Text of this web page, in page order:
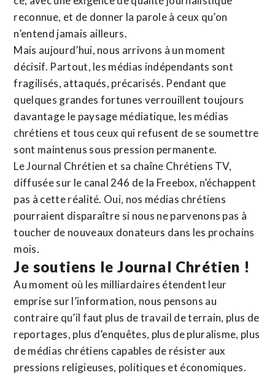
reconnue, et de donner la parole à ceux qu’on
n’entend jamais ailleurs.
Mais aujourd’hui, nous arrivons à un moment
décisif. Partout, les médias indépendants sont
fragilisés, attaqués, précarisés. Pendant que
quelques grandes fortunes verrouillent toujours
davantage le paysage médiatique, les médias
chrétiens et tous ceux qui refusent de se soumettre
sont maintenus sous pression permanente.
Le Journal Chrétien et sa chaîne Chrétiens TV,
diffusée sur le canal 246 de la Freebox, n’échappent
pas à cette réalité. Oui, nos médias chrétiens
pourraient disparaître si nous ne parvenons pas à
toucher de nouveaux donateurs dans les prochains
mois.
Je soutiens le Journal Chrétien !
Au moment où les milliardaires étendent leur
emprise sur l’information, nous pensons au
contraire qu’il faut plus de travail de terrain, plus de
reportages, plus d’enquêtes, plus de pluralisme, plus
de médias chrétiens capables de résister aux
pressions religieuses, politiques et économiques.